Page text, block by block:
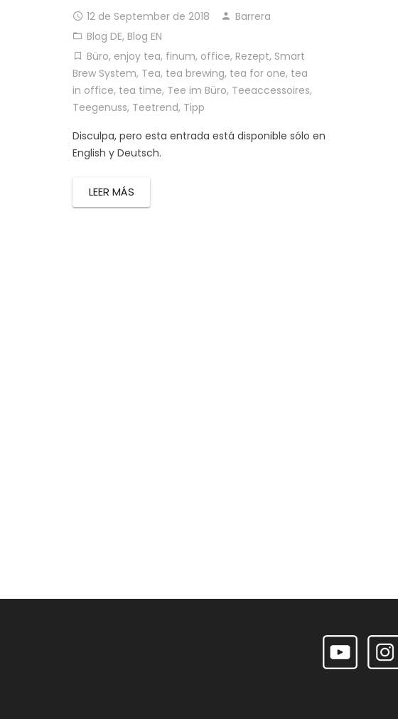
12 de September de 2018
Barrera
Blog DE, Blog EN
Büro, enjoy tea, finum, office, Rezept, Smart
Brew System, Tea, tea brewing, tea for one, tea
in office, tea time, Tee im Büro, Teeaccessoires,
Teegenuss, Teetrend, Tipp
Disculpa, pero esta entrada está disponible sólo en
English y Deutsch.
LEER MÁS